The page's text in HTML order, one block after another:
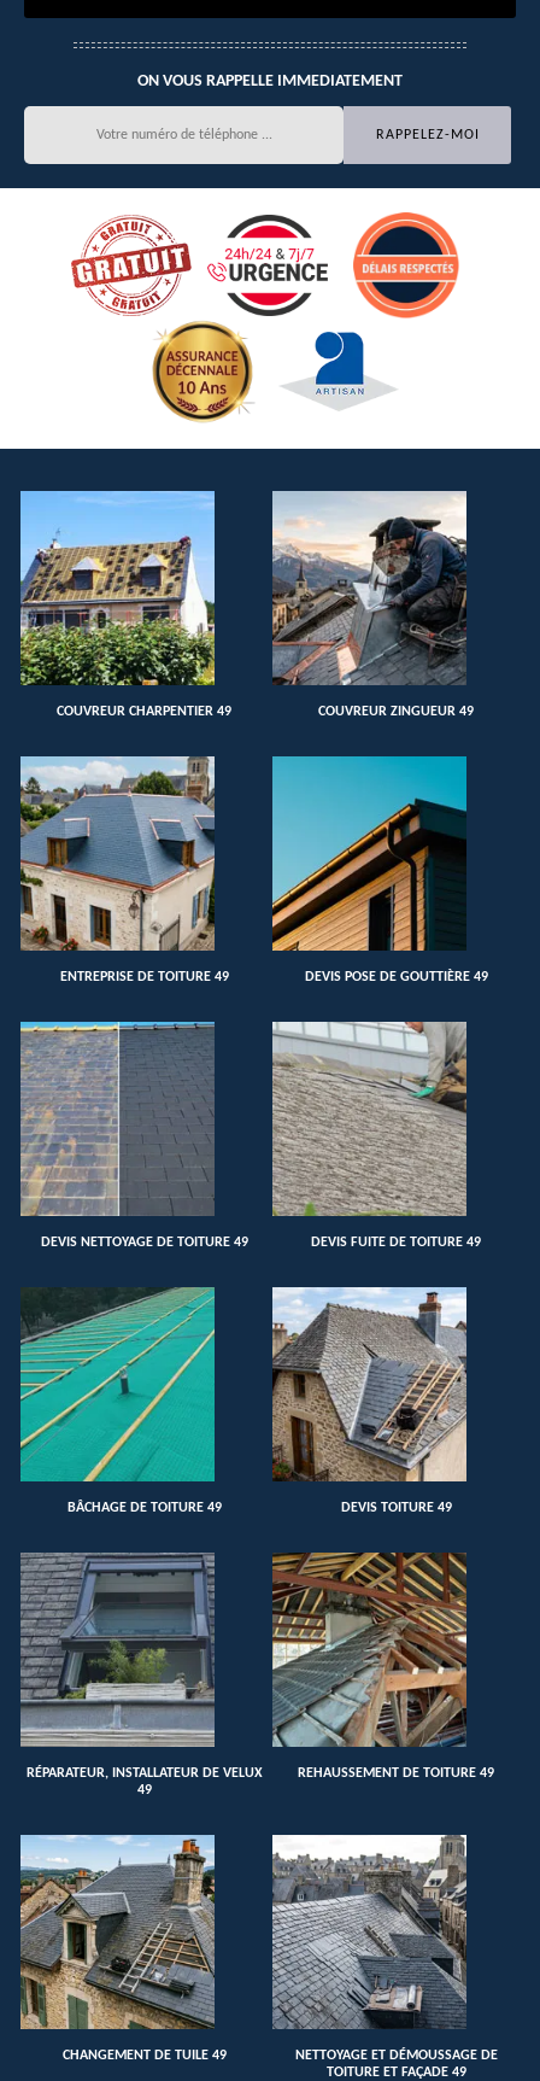
ON VOUS RAPPELLE IMMEDIATEMENT
COUVREUR CHARPENTIER 49 COUVREUR ZINGUEUR 49
ENTREPRISE DE TOITURE 49 DEVIS POSE DE GOUTTIÈRE 49
DEVIS NETTOYAGE DE TOITURE 49 DEVIS FUITE DE TOITURE 49
BÂCHAGE DE TOITURE 49 DEVIS TOITURE 49
RÉPARATEUR, INSTALLATEUR DE VELUX
49
REHAUSSEMENT DE TOITURE 49
CHANGEMENT DE TUILE 49
NETTOYAGE ET DÉMOUSSAGE DE
TOITURE ET FAÇADE 49